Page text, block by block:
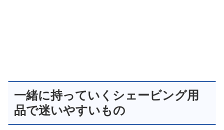
一緒に持っていくシェービング用
品で迷いやすいもの